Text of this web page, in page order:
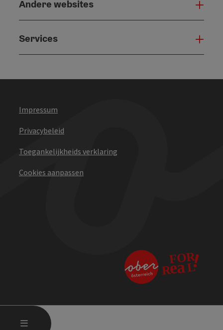
MENU
Andere websites
Services
Impressum
Privacybeleid
Toegankelijkheids verklaring
Cookies aanpassen